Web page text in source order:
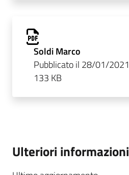
Soldi Marco
Pubblicato il 28/01/2021
133 KB
Ulteriori informazioni